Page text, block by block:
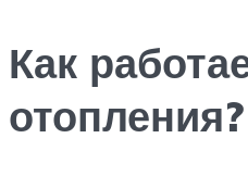
Как
отопления?